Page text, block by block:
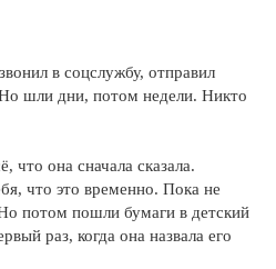
в соцслужбу, отправил
шли дни, потом недели. Никто
что она сначала сказала.
что это временно. Пока не
потом пошли бумаги в детский
раз, когда она назвала его